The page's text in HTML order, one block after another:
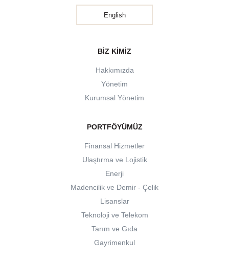
English
BIZ KIMIZ
Hakkımızda
Yönetim
Kurumsal Yönetim
PORTFÖYÜMÜZ
Finansal Hizmetler
Ulaştırma ve Lojistik
Enerji
Madencilik ve Demir - Çelik
Lisanslar
Teknoloji ve Telekom
Tarım ve Gıda
Gayrimenkul